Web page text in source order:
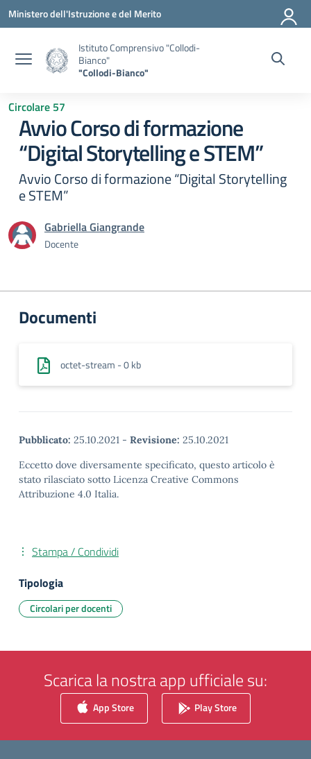
Vai ai contenuti
Vai al menu di navigazione
Vai al footer
Ministero dell'Istruzione e del Merito
Istituto Comprensivo "Collodi-
Bianco"
"Collodi-Bianco"
Circolare 57
Avvio Corso di formazione
“Digital Storytelling e STEM”
Avvio Corso di formazione “Digital Storytelling
e STEM”
Gabriella Giangrande
Docente
Documenti
octet-stream - 0 kb
Pubblicato: 25.10.2021 - Revisione: 25.10.2021
Eccetto dove diversamente specificato, questo articolo è
stato rilasciato sotto Licenza Creative Commons
Attribuzione 4.0 Italia.
Stampa / Condividi
Tipologia
Circolari per docenti
Scarica la nostra app ufficiale su:
App Store Play Store